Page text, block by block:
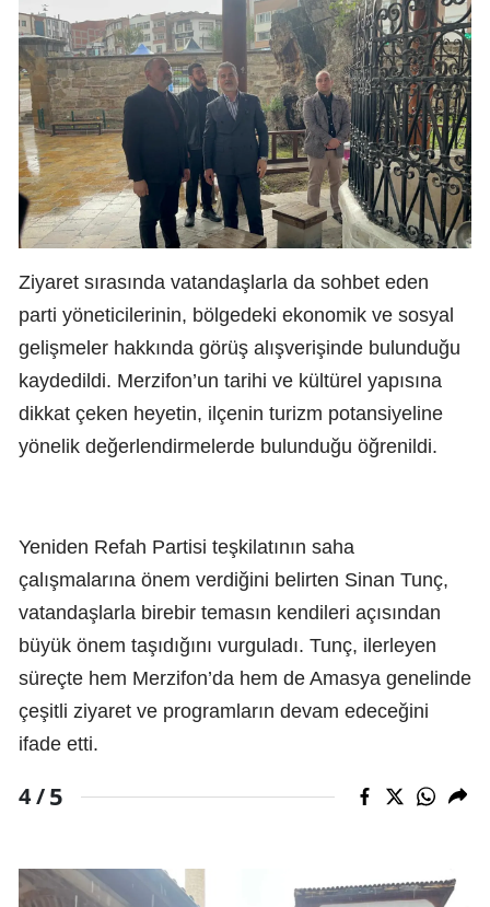
Ziyaret sırasında vatandaşlarla da sohbet eden
parti yöneticilerinin, bölgedeki ekonomik ve sosyal
gelişmeler hakkında görüş alışverişinde bulunduğu
kaydedildi. Merzifon’un tarihi ve kültürel yapısına
dikkat çeken heyetin, ilçenin turizm potansiyeline
yönelik değerlendirmelerde bulunduğu öğrenildi.
Yeniden Refah Partisi teşkilatının saha
çalışmalarına önem verdiğini belirten Sinan Tunç,
vatandaşlarla birebir temasın kendileri açısından
büyük önem taşıdığını vurguladı. Tunç, ilerleyen
süreçte hem Merzifon’da hem de Amasya genelinde
çeşitli ziyaret ve programların devam edeceğini
ifade etti.
4 /5